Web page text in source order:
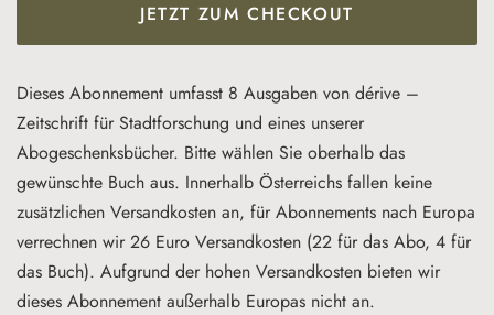
JETZT ZUM CHECKOUT
Dieses Abonnement umfasst 8 Ausgaben von dérive –
Zeitschrift für Stadtforschung und eines unserer
Abogeschenksbücher. Bitte wählen Sie oberhalb das
gewünschte Buch aus. Innerhalb Österreichs fallen keine
zusätzlichen Versandkosten an, für Abonnements nach Europa
verrechnen wir 26 Euro Versandkosten (22 für das Abo, 4 für
das Buch). Aufgrund der hohen Versandkosten bieten wir
dieses Abonnement außerhalb Europas nicht an.